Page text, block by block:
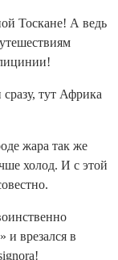
Тоскане! А ведь
тут Африка
жара так же
холод. И с этой
и врезался в